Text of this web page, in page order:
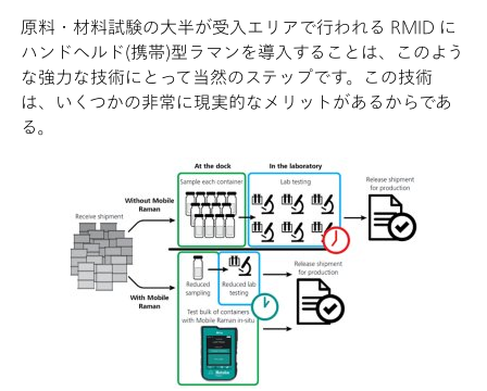
原料・材料試験の大半が受入エリアで行われる RMID に
ハンドヘルド(携帯)型ラマンを導入することは、このよう
な強力な技術にとって当然のステップです。この技術
は、いくつかの非常に現実的なメリットがあるからであ
る。